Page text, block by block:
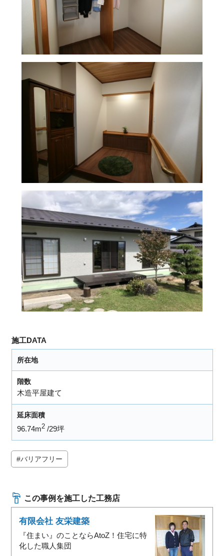
施工DATA
所在地
階数
木造平屋建て
延床面積
96.74m2 29坪
バリアフリー
この事例を施工した工務店
有限会社 友栄建築
『住まい』のことならAtoZ！住宅に特
化した職人集団